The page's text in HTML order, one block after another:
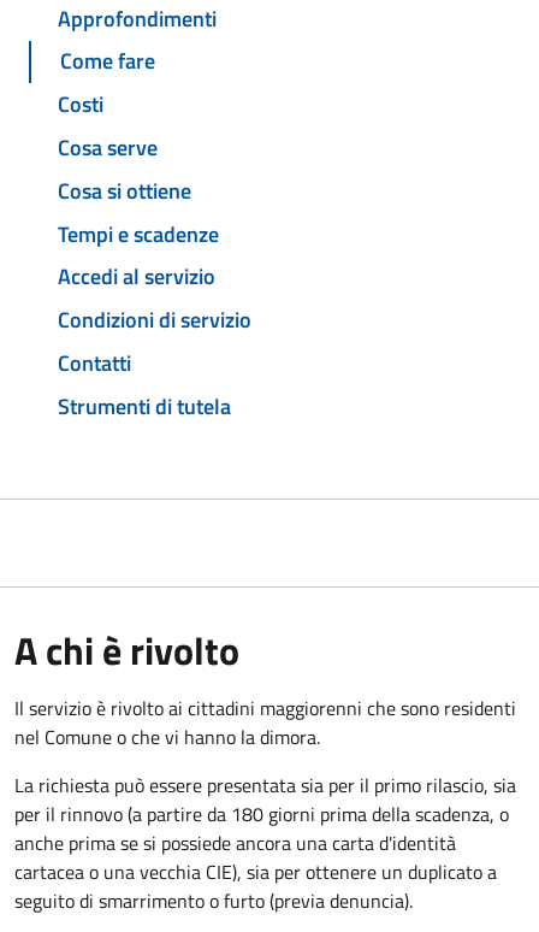
Approfondimenti
Come fare
Costi
Cosa serve
Cosa si ottiene
Tempi e scadenze
Accedi al servizio
Condizioni di servizio
Contatti
Strumenti di tutela
A chi è rivolto
Il servizio è rivolto ai cittadini maggiorenni che sono residenti
nel Comune o che vi hanno la dimora.
La richiesta può essere presentata sia per il primo rilascio, sia
per il rinnovo (a partire da 180 giorni prima della scadenza, o
anche prima se si possiede ancora una carta d'identità
cartacea o una vecchia CIE), sia per ottenere un duplicato a
seguito di smarrimento o furto (previa denuncia).